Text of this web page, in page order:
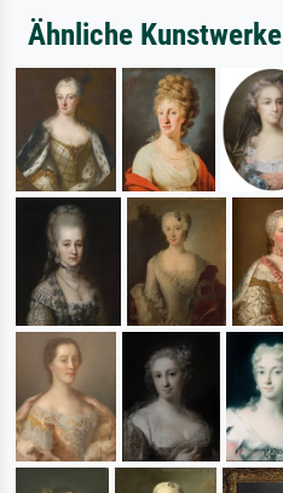
Ähnliche